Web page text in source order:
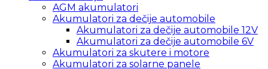
AGM akumulatori
Akumulatori za dečije automobile
Akumulatori za dečije automobile 12V
Akumulatori za dečije automobile 6V
Akumulatori za skutere i motore
Akumulatori za solarne panele